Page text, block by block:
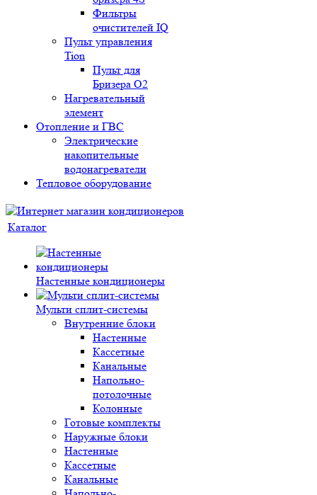
Фильтры
очистителей IQ
Пульт управления
Tion
Пульт для
Бризера O2
Нагревательный
элемент
Отопление и ГВС
Электрические
накопительные
водонагреватели
Тепловое оборудование
Каталог
Настенные кондиционеры
Мульти сплит-системы
Внутренние блоки
Настенные
Кассетные
Канальные
Напольно-
потолочные
Колонные
Готовые комплекты
Наружные блоки
Настенные
Кассетные
Канальные